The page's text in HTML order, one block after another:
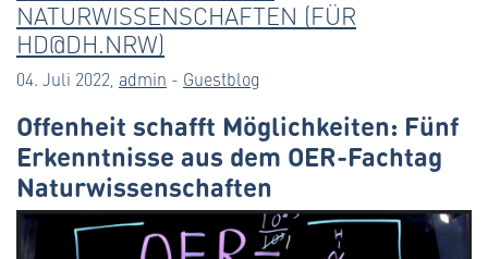
NATURWISSENSCHAFTEN (FÜR
HD@DH.NRW)
04. Juli 2022, admin - Guestblog
Offenheit schafft Möglichkeiten: Fünf
Erkenntnisse aus dem OER-Fachtag
Naturwissenschaften